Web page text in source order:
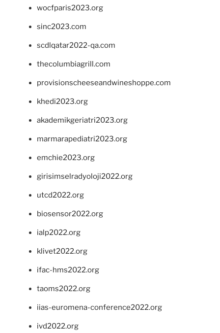
wocfparis2023.org
sinc2023.com
scdlqatar2022-qa.com
thecolumbiagrill.com
provisionscheeseandwineshoppe.com
khedi2023.org
akademikgeriatri2023.org
marmarapediatri2023.org
emchie2023.org
girisimselradyoloji2022.org
utcd2022.org
biosensor2022.org
ialp2022.org
klivet2022.org
ifac-hms2022.org
taoms2022.org
iias-euromena-conference2022.org
ivd2022.org